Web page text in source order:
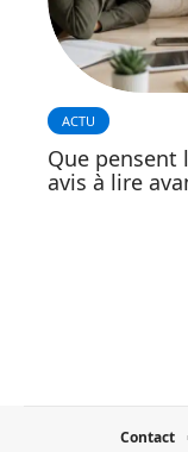
ACTU
Que pensent
avis à lire
Contact